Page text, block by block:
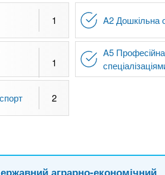
1 A2 Дошкільна
1
A5
2
аграрно-економічний